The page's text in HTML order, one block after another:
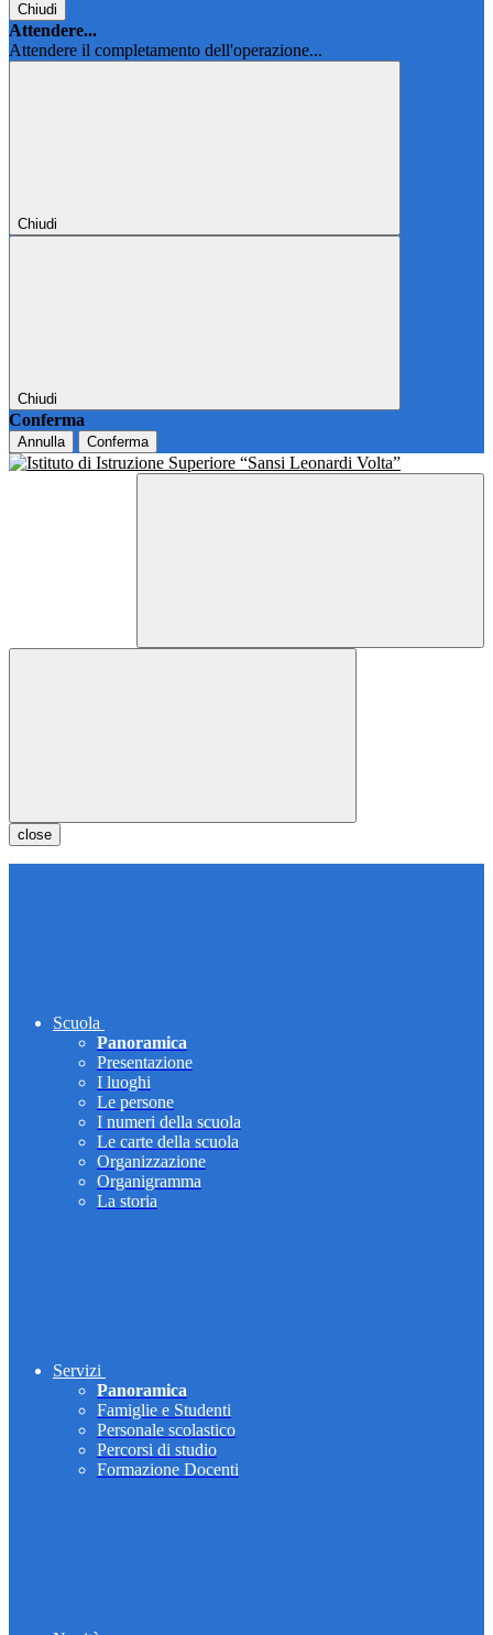
Chiudi
Attendere...
Attendere il completamento dell'operazione...
Chiudi
Chiudi
Conferma
Annulla Conferma
close
Scuola
Panoramica
Presentazione
I luoghi
Le persone
I numeri della scuola
Le carte della scuola
Organizzazione
Organigramma
La storia
Servizi
Panoramica
Famiglie e Studenti
Personale scolastico
Percorsi di studio
Formazione Docenti